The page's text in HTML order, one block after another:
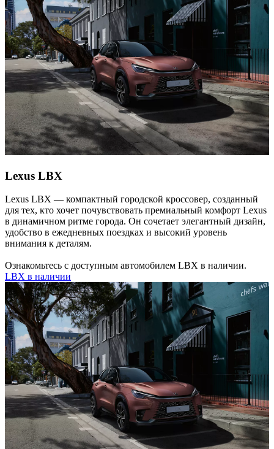
Lexus LBX
Lexus LBX — компактный городской кроссовер, созданный
для тех, кто хочет почувствовать премиальный комфорт Lexus
в динамичном ритме города. Он сочетает элегантный дизайн,
удобство в ежедневных поездках и высокий уровень
внимания к деталям.
Ознакомьтесь с доступным автомобилем LBX в наличии.
LBX в наличии